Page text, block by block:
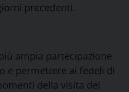
precedenti.
ampia partecipazione
e permettere ai fedeli di
della visita del